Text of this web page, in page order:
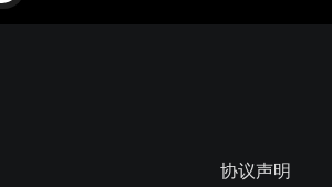
协议声明